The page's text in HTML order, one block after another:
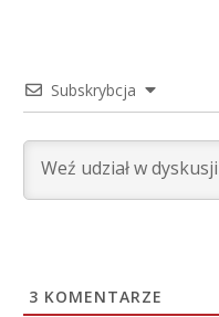
Subskrybcja
3 KOMENTARZE